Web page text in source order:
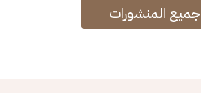
جميع المنشورات